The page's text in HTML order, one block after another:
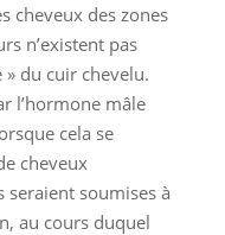
cheveux des zones
n’existent pas
du cuir chevelu.
l’hormone mâle
cela se
cheveux
seraient soumises à
au cours duquel